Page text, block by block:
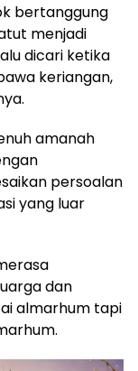
bertanggung
menjadi
dicari ketika
keriangan,
amanah
persoalan
yang luar
dan
almarhum tapi